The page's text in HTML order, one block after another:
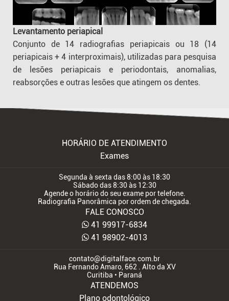
Levantamento periapical
Conjunto de 14 radiografias periapicais ou 18 (14
periapicais + 4 interproximais), utilizadas para pesquisa
de lesões periapicais e periodontais, anomalias,
reabsorções e outras lesões que atingem os dentes.
HORÁRIO DE ATENDIMENTO
Exames
Segunda à sexta das 8:00 às 18:30
Sábado das 8:30 às 12:30
Agende o horário do seu exame por telefone.
Radiografia Panorâmica por ordem de chegada.
FALE CONOSCO
41 99917-6834
41 98902-4013
contato@digitalface.com.br
Rua Fernando Amaro, 662 . Alto da XV
Curitiba • Paraná
ATENDEMOS
Plano odontológico